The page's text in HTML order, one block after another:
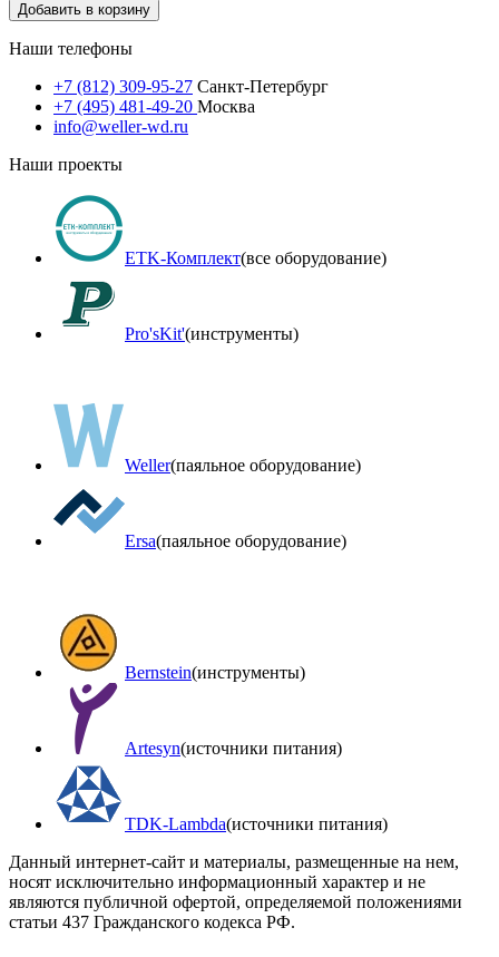
Добавить в корзину
Наши телефоны
+7 (812) 309-95-27 Санкт-Петербург
+7 (495) 481-49-20 Москва
info@weller-wd.ru
Наши проекты
ETK-Комплект(все оборудование)
Pro'sKit'(инструменты)
Weller(паяльное оборудование)
Ersa(паяльное оборудование)
Bernstein(инструменты)
Artesyn(источники питания)
TDK-Lambda(источники питания)
Данный интернет-сайт и материалы, размещенные на нем,
носят исключительно информационный характер и не
являются публичной офертой, определяемой положениями
статьи 437 Гражданского кодекса РФ.